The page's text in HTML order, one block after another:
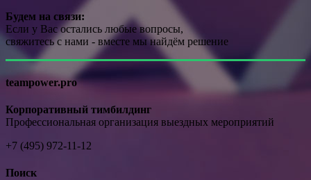
Будем на связи:
Если у Вас остались любые вопросы,
свяжитесь с нами - вместе мы найдём решение
teampower.pro
Корпоративный тимбилдинг
Профессиональная организация выездных мероприятий
+7 (495) 972-11-12
Поиск